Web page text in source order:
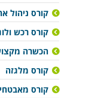
קורס ניהול
קורס רכש
הכשרה
קורס מלגזה
קורס